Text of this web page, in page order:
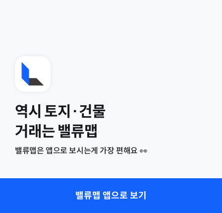
역시 토지·건물
거래는 밸류맵
밸류맵은 앱으로 보시는게 가장 편해요 👀
밸류맵 앱으로 보기